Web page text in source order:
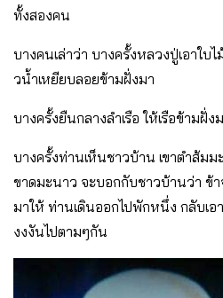
ทั้งสองคน
บางคนเล่าว่า บางครั้งหลวงปู่เอาใบ
วน้ําเหยียบลอยข้ามฝั่งมา
บางครั้งยืนกลางลําเรือ ให้เรือข้ามฝั่
บางครั้งท่านเห็นชาวบ้าน เขาตําส้ม
ขาดมะนาว จะบอกกับชาวบ้านว่า ข้า
มาให้ ท่านเดินออกไปพักหนึ่ง กลับเอ
งงงันไปตามๆกัน